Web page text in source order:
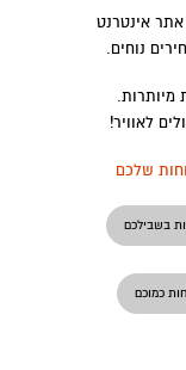
אינטרנט
נוחים.
מיותרות.
לאוויר!
שלכם
בשבילכם
כמוכם